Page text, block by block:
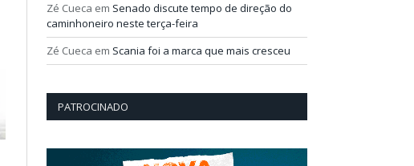
Zé Cueca em Senado discute tempo de direção do
caminhoneiro neste terça-feira
Zé Cueca em Scania foi a marca que mais cresceu
PATROCINADO